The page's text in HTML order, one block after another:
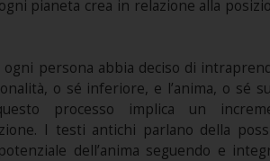
pianeta crea in relazione alla
persona abbia deciso di
o sé inferiore, e l’anima, o sé
processo implica un
I testi antichi parlano della
dell’anima seguendo e